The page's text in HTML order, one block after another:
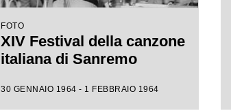
FOTO
XIV Festival della canzone
italiana di Sanremo
30 GENNAIO 1964 - 1 FEBBRAIO 1964